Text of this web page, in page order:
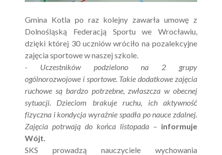
Gmina Kotla po raz kolejny zawarła umowę z
Dolnośląską Federacją Sportu we Wrocławiu,
dzięki której 30 uczniów wróciło na pozalekcyjne
zajęcia sportowe w naszej szkole.
- Uczestników podzielono na 2 grupy
ogólnorozwojowe i sportowe. Takie dodatkowe zajęcia
ruchowe są bardzo potrzebne, zwłaszcza w obecnej
sytuacji. Dzieciom brakuje ruchu, ich aktywność
fizyczna i kondycja wyraźnie spadła po nauce zdalnej.
Zajęcia potrwają do końca listopada – informuje
Wójt.
SKS prowadzą nauczyciele wychowania